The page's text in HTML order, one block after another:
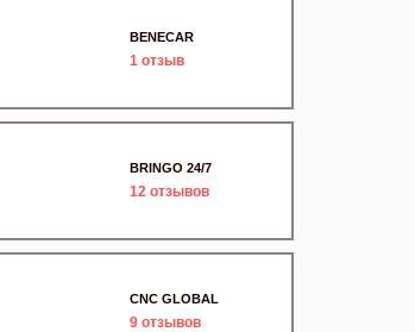
BENECAR
1 отзыв
BRINGO 24/7
12 отзывов
CNC GLOBAL
9 отзывов